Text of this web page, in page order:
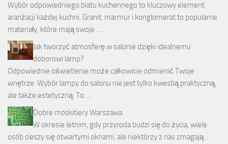
Wybór odpowiedniego blatu kuchennego to kluczowy element
aranżacji każdej kuchni. Granit, marmur i konglomerat to popularne
materiały, które mają swoje …
Jak tworzyć atmosferę w salonie dzięki idealnemu
doborowi lamp?
Odpowiednie oświetlenie może całkowicie odmienić Twoje
wnętrze. Wybór lampy do salonu nie jest tylko kwestią praktyczną,
ale także estetyczną. To …
Dobre moskitiery Warszawa
W okresie letnim, gdy przyroda budzi się do życia, wiele
osób cieszy się otwartymi oknami, ale niektórzy z nas zmagają …